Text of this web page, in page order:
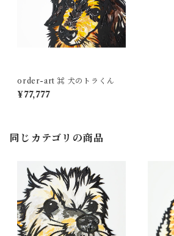
order-art ⌘ 犬のトラくん
¥77,777
同じカテゴリの商品